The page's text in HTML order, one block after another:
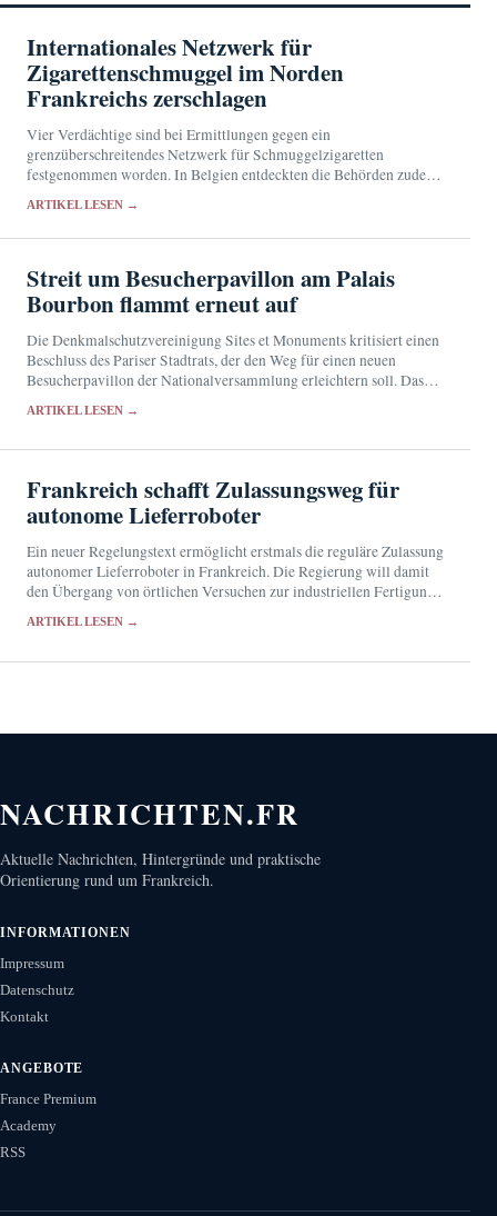
Internationales Netzwerk für
Zigarettenschmuggel im Norden
Frankreichs zerschlagen
Vier Verdächtige sind bei Ermittlungen gegen ein
grenzüberschreitendes Netzwerk für Schmuggelzigaretten
festgenommen worden. In Belgien entdeckten die Behörden zudem
ARTIKEL LESEN →
Streit um Besucherpavillon am Palais
Bourbon flammt erneut auf
Die Denkmalschutzvereinigung Sites et Monuments kritisiert einen
Beschluss des Pariser Stadtrats, der den Weg für einen neuen
Besucherpavillon der Nationalversammlung erleichtern soll. Das
Bauantrags…
ARTIKEL LESEN →
Frankreich schafft Zulassungsweg für
autonome Lieferroboter
Ein neuer Regelungstext ermöglicht erstmals die reguläre Zulassung
autonomer Lieferroboter in Frankreich. Die Regierung will damit
den Übergang von örtlichen Versuchen zur industriellen Fertigung
ARTIKEL LESEN →
NACHRICHTEN.FR
Aktuelle Nachrichten, Hintergründe und praktische
Orientierung rund um Frankreich.
INFORMATIONEN
Impressum
Datenschutz
Kontakt
ANGEBOTE
France Premium
Academy
RSS